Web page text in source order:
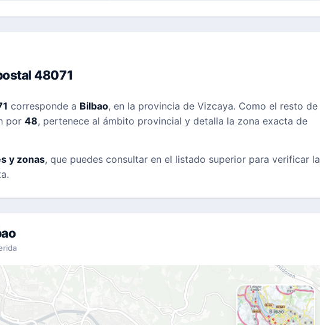
48071
corresponde a Bilbao, en la provincia de Vizcaya. Como el resto de
por 48, pertenece al ámbito provincial y detalla la zona exacta de
y zonas, que puedes consultar en el listado superior para verificar la